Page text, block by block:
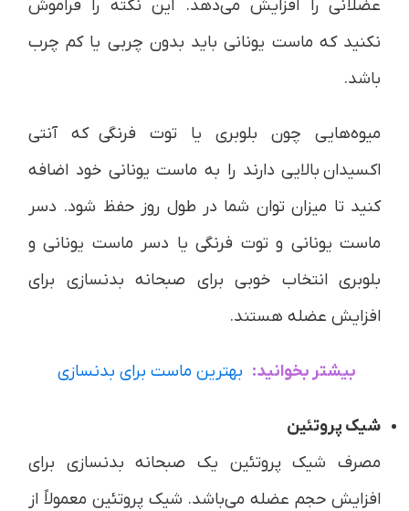
عضلانی را افزایش می‌دهد. این نکته را فراموش
نکنید که ماست یونانی باید بدون چربی یا کم چرب
باشد.
میوه‌هایی چون بلوبری یا توت فرنگی که آنتی
اکسیدان بالایی دارند را به ماست یونانی خود اضافه
کنید تا میزان توان شما در طول روز حفظ شود. دسر
ماست یونانی و توت فرنگی یا دسر ماست یونانی و
بلوبری انتخاب خوبی برای صبحانه بدنسازی برای
افزایش عضله هستند.
بیشتر بخوانید: بهترین ماست برای بدنسازی
شیک پروتئین
مصرف شیک پروتئین یک صبحانه بدنسازی برای
افزایش حجم عضله می‌باشد. شیک پروتئین معمولاً از